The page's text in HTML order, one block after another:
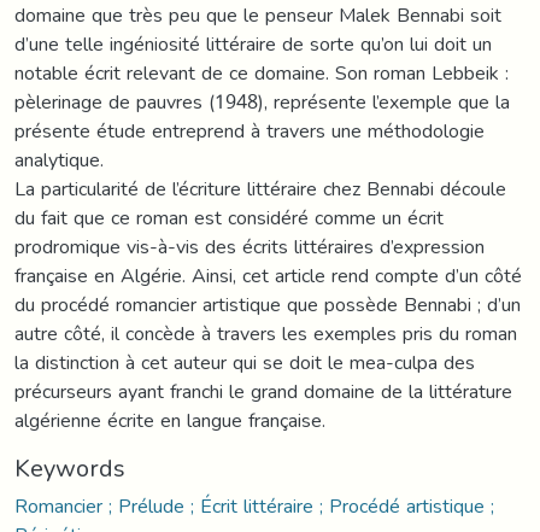
domaine que très peu que le penseur Malek Bennabi soit
d’une telle ingéniosité littéraire de sorte qu’on lui doit un
notable écrit relevant de ce domaine. Son roman Lebbeik :
pèlerinage de pauvres (1948), représente l’exemple que la
présente étude entreprend à travers une méthodologie
analytique.
La particularité de l’écriture littéraire chez Bennabi découle
du fait que ce roman est considéré comme un écrit
prodromique vis-à-vis des écrits littéraires d’expression
française en Algérie. Ainsi, cet article rend compte d’un côté
du procédé romancier artistique que possède Bennabi ; d’un
autre côté, il concède à travers les exemples pris du roman
la distinction à cet auteur qui se doit le mea-culpa des
précurseurs ayant franchi le grand domaine de la littérature
algérienne écrite en langue française.
Keywords
Romancier ; Prélude ; Écrit littéraire ; Procédé artistique ;